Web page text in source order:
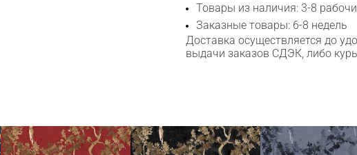
Товары из наличия: 3-8
Заказные товары: 6-8 недель
Доставка осуществляется до
выдачи заказов СДЭК, либо